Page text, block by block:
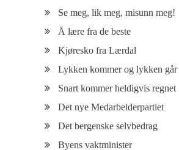
Se meg, lik meg, misunn meg!
Å lære fra de beste
Kjøresko fra Lærdal
Lykken kommer og lykken går
Snart kommer heldigvis regnet
Det nye Medarbeiderpartiet
Det bergenske selvbedrag
Byens vaktminister